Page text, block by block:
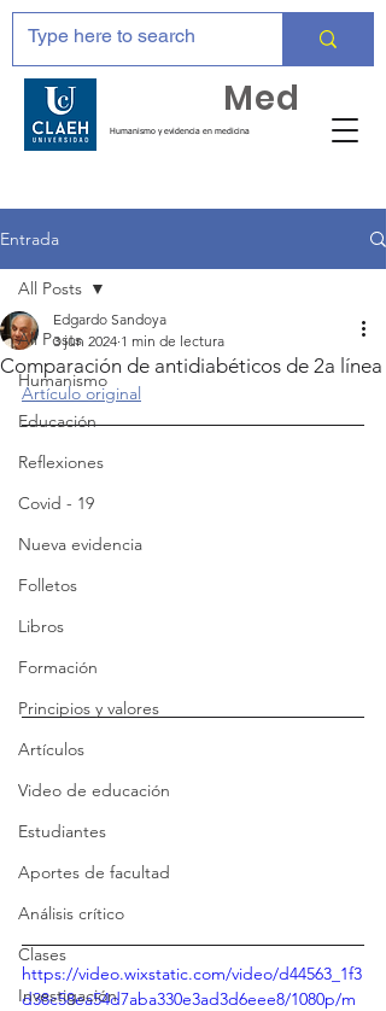
Humanismo y evidencia en medicina
Med
Entrada
All Posts
Humanismo
Educación
Reflexiones
Covid - 19
Nueva evidencia
Folletos
Libros
Formación
Principios y valores
Artículos
Video de educación
Estudiantes
Aportes de facultad
Análisis crítico
Clases
Investigación
All Posts
Comparación de antidiabéticos de 2a línea
Edgardo Sandoya
3 jun 2024 1 min de lectura
Artículo original
https://video.wixstatic.com/video/d44563_1f3
d38c58ea54d7aba330e3ad3d6eee8/1080p/m